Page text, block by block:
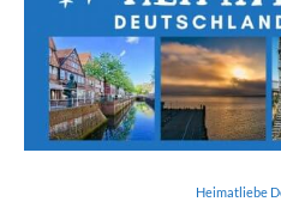
Heimatliebe